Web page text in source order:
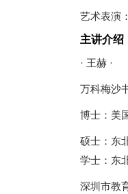
艺术表演
主讲介绍
· 王赫 ·
万科梅沙
博士：美
硕士：东
学士：东
深圳市教